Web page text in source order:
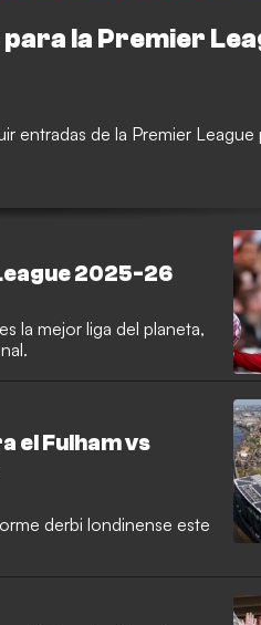
la Premier
entradas de la Premier League
2025-26
la mejor liga del planeta,
el Fulham vs
derbi londinense este